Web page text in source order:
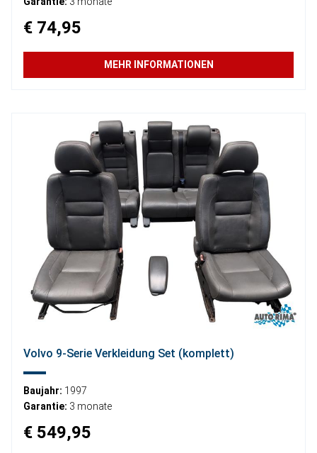
€ 74,95
MEHR INFORMATIONEN
Volvo 9-Serie Verkleidung Set (komplett)
Baujahr: 1997
Garantie: 3 monate
€ 549,95